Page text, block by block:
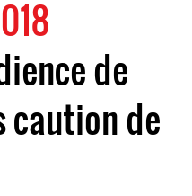
de
caution de